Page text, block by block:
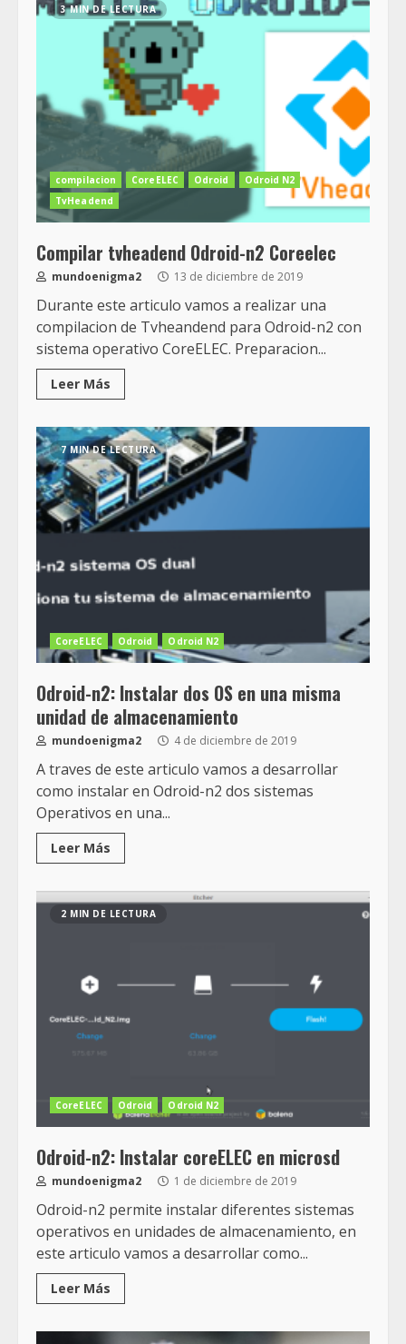
3 MIN DE LECTURA
compilacion CoreELEC Odroid
Odroid N2
TvHeadend
Compilar tvheadend Odroid-n2 Coreelec
mundoenigma2 13 de diciembre de 2019
Durante este articulo vamos a realizar una
compilacion de Tvheandend para Odroid-n2 con
sistema operativo CoreELEC. Preparacion...
Leer Más
7 MIN DE LECTURA
CoreELEC Odroid Odroid N2
Odroid-n2: Instalar dos OS en una misma
unidad de almacenamiento
mundoenigma2 4 de diciembre de 2019
A traves de este articulo vamos a desarrollar
como instalar en Odroid-n2 dos sistemas
Operativos en una...
Leer Más
2 MIN DE LECTURA
CoreELEC Odroid Odroid N2
Odroid-n2: Instalar coreELEC en microsd
mundoenigma2 1 de diciembre de 2019
Odroid-n2 permite instalar diferentes sistemas
operativos en unidades de almacenamiento, en
este articulo vamos a desarrollar como...
Leer Más